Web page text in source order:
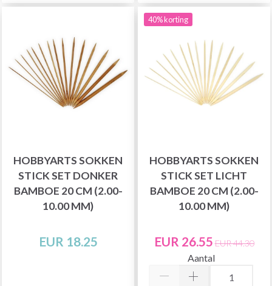
HOBBYARTS SOKKEN
STICK SET DONKER
BAMBOE 20 CM (2.00-
10.00 MM)
EUR 18.25
40% korting
HOBBYARTS SOKKEN
STICK SET LICHT
BAMBOE 20 CM (2.00-
10.00 MM)
EUR 26.55 EUR 44.30
Aantal